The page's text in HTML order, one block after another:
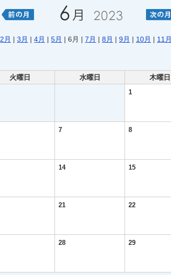
2月 | 3月 | 4月 | 5月 | 6月 | 7月 | 8月 | 9月 | 10月 | 11月
火曜日 水曜日 木曜日
1
7 8
14 15
21 22
28 29